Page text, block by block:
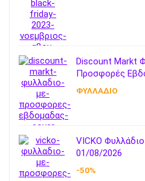
Discount Markt
Προσφορές
ΦΥΛΛΑΔΙΟ
VICKO
01/08/2026
-50%